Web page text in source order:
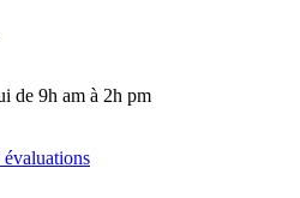
de 9h am à 2h pm
évaluations